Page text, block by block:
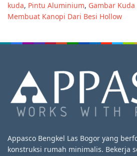
kuda, Pintu Aluminium, Gambar
Membuat Kanopi Dari Besi Hollow
Appasco Bengkel Las Bogor yang
konstruksi rumah minimalis. Bekerja